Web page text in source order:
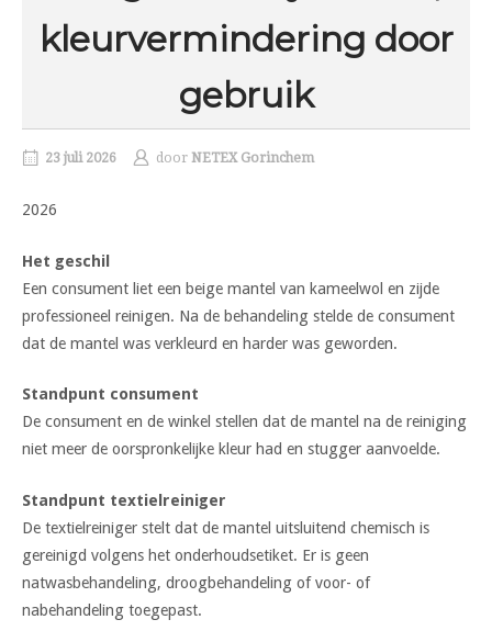
kleurvermindering door
gebruik
23 juli 2026 door NETEX Gorinchem
2026
Het geschil
Een consument liet een beige mantel van kameelwol en zijde
professioneel reinigen. Na de behandeling stelde de consument
dat de mantel was verkleurd en harder was geworden.
Standpunt consument
De consument en de winkel stellen dat de mantel na de reiniging
niet meer de oorspronkelijke kleur had en stugger aanvoelde.
Standpunt textielreiniger
De textielreiniger stelt dat de mantel uitsluitend chemisch is
gereinigd volgens het onderhoudsetiket. Er is geen
natwasbehandeling, droogbehandeling of voor- of
nabehandeling toegepast.